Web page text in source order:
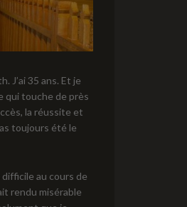
J’ai 35 ans. Et je
qui touche de près
la réussite et
toujours été le
difficile au cours de
rendu misérable